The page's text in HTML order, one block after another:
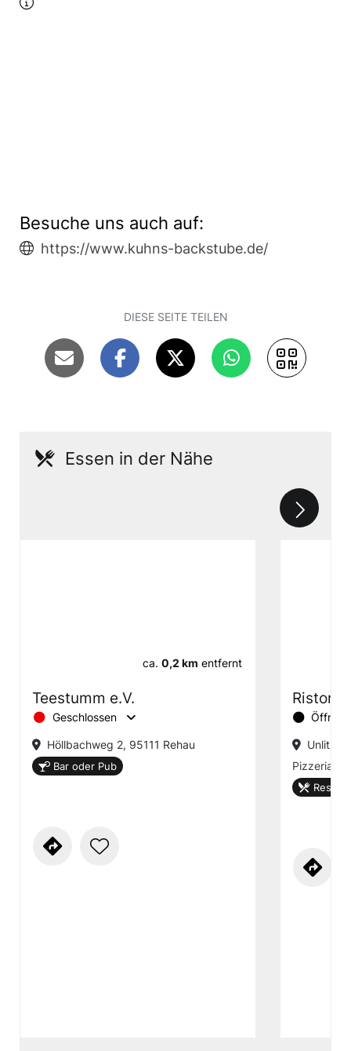
Besuche uns auch auf:
https://www.kuhns-backstube.de/
DIESE SEITE TEILEN
Essen in der Nähe
ca. 0,2 km entfernt
Teestumm e.V.
Geschlossen
Höllbachweg 2, 95111 Rehau
Bar oder Pub
Pizzeria